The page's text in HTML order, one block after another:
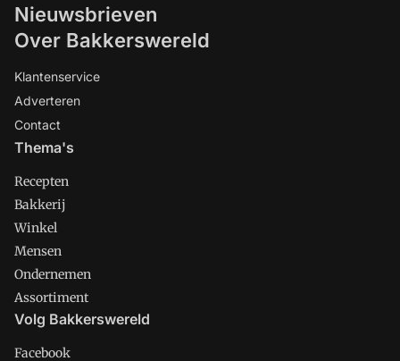
Nieuwsbrieven
Over Bakkerswereld
Klantenservice
Adverteren
Contact
Thema's
Recepten
Bakkerij
Winkel
Mensen
Ondernemen
Assortiment
Volg Bakkerswereld
Facebook